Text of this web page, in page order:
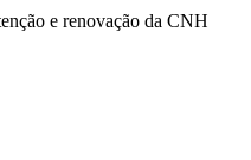
e renovação da CNH